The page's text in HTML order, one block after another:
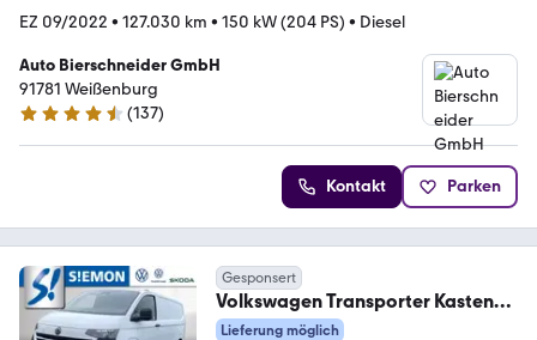
EZ 09/2022 • 127.030 km • 150 kW (204 PS) • Diesel
Auto Bierschneider GmbH
91781 Weißenburg
4.7 Sterne
(137)
Kontakt Parken
Gesponsert
Volkswagen Transporter Kasten
2,0 l TDI 6-Gang Radst. 3100
Lieferung möglich